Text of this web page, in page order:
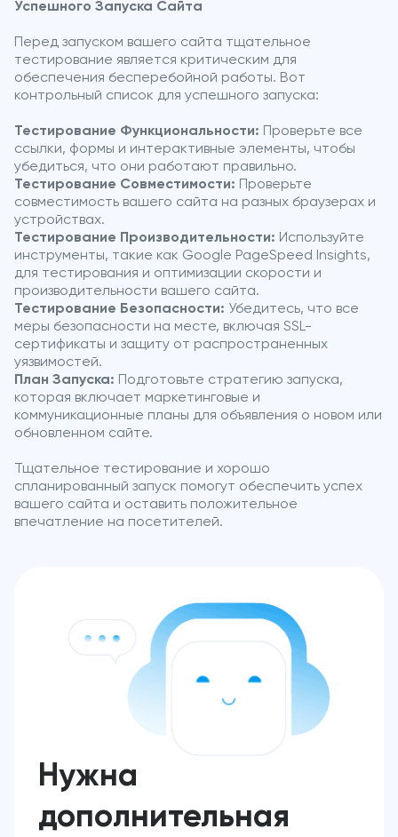
Успешного Запуска Сайта
Перед запуском вашего сайта тщательное
тестирование является критическим для
обеспечения бесперебойной работы. Вот
контрольный список для успешного запуска:
Тестирование Функциональности: Проверьте все
ссылки, формы и интерактивные элементы, чтобы
убедиться, что они работают правильно.
Тестирование Совместимости: Проверьте
совместимость вашего сайта на разных браузерах и
устройствах.
Тестирование Производительности: Используйте
инструменты, такие как Google PageSpeed Insights,
для тестирования и оптимизации скорости и
производительности вашего сайта.
Тестирование Безопасности: Убедитесь, что все
меры безопасности на месте, включая SSL-
сертификаты и защиту от распространенных
уязвимостей.
План Запуска: Подготовьте стратегию запуска,
которая включает маркетинговые и
коммуникационные планы для объявления о новом или
обновленном сайте.
Тщательное тестирование и хорошо
спланированный запуск помогут обеспечить успех
вашего сайта и оставить положительное
впечатление на посетителей.
Нужна
дополнительная